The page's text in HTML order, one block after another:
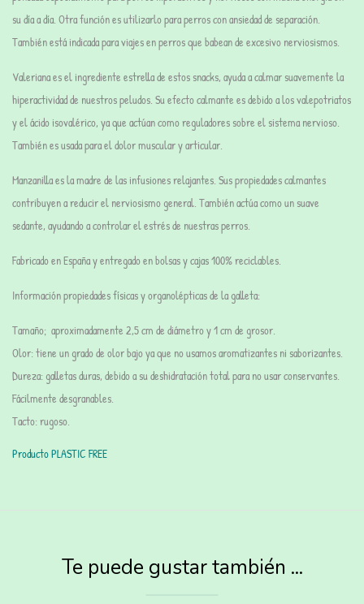
su día a día. Otra función es utilizarlo para perros conansiedad de separación.
También está indicada para viajes en perros que babean de excesivo nerviosismos.
Valerianaes el ingrediente estrella de estos snacks, ayuda a calmar suavemente la
hiperactividad de nuestros peludos. Su efecto calmante es debido a los valepotriatos
y el ácido isovalérico, ya que actúan como reguladores sobre el sistema nervioso.
También es usada para el dolor muscular y articular.
Manzanillaes la madre de las infusiones relajantes. Suspropiedades calmantes
contribuyen a reducir el nerviosismo general También actúa como un suave
sedante, ayudando a controlar el estrés de nuestras perros.
Fabricado en España y entregado enbolsas y cajas 100% reciclables
Información propiedades físicas y organolépticas de la galleta:
Tamaño; aproximadamente 2,5 cm de diámetro y 1 cm de grosor.
Olor: tiene un grado de olor bajo ya que no usamos aromatizantes ni saborizantes.
Dureza: galletas duras, debido a su deshidratación total para no usar conservantes.
Fácilmente desgranables.
Tacto: rugoso.
Producto PLASTIC FREE
Te puede gustar también ...